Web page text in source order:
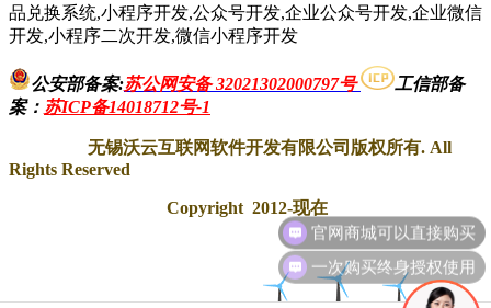
品兑换系统,小程序开发,公众号开发,企业公众号开发,企业微信
开发,小程序二次开发,微信小程序开发
公安部备案:苏公网安备 32021302000797号
工信部备
案： 苏ICP备14018712号-1
无锡沃云互联网软件开发有限公司版权所有. All
Rights Reserved
Copyright 2012-现在
一次购买终身授权使用